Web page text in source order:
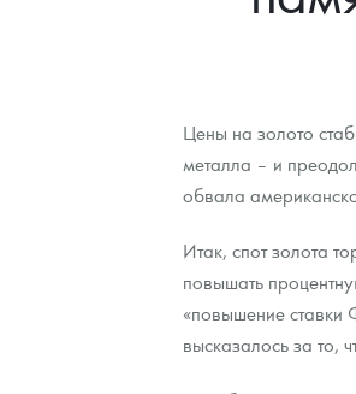
Аксессуары
Год Лошади
Флот: ледоколы и
Памятка для работы с
Условия возврата
Монеты
Политика
Итоги 2025 года.
Скупка слитков
Наши преимущества
Письмо директору
Цены на золото
металла – и
обвала
Итак, спот золота
повышать
«повышение ставки
высказалось за то,